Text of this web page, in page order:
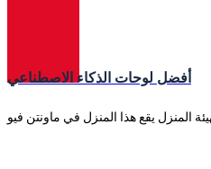
أفضل لوحات الذكاء الاصطناعي